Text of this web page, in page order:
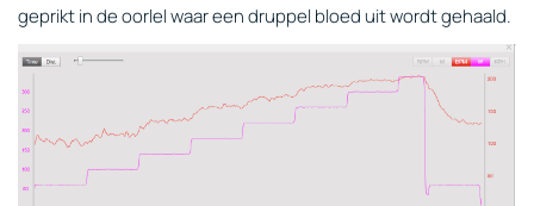
geprikt in de oorlel waar een druppel bloed uit wordt gehaald.